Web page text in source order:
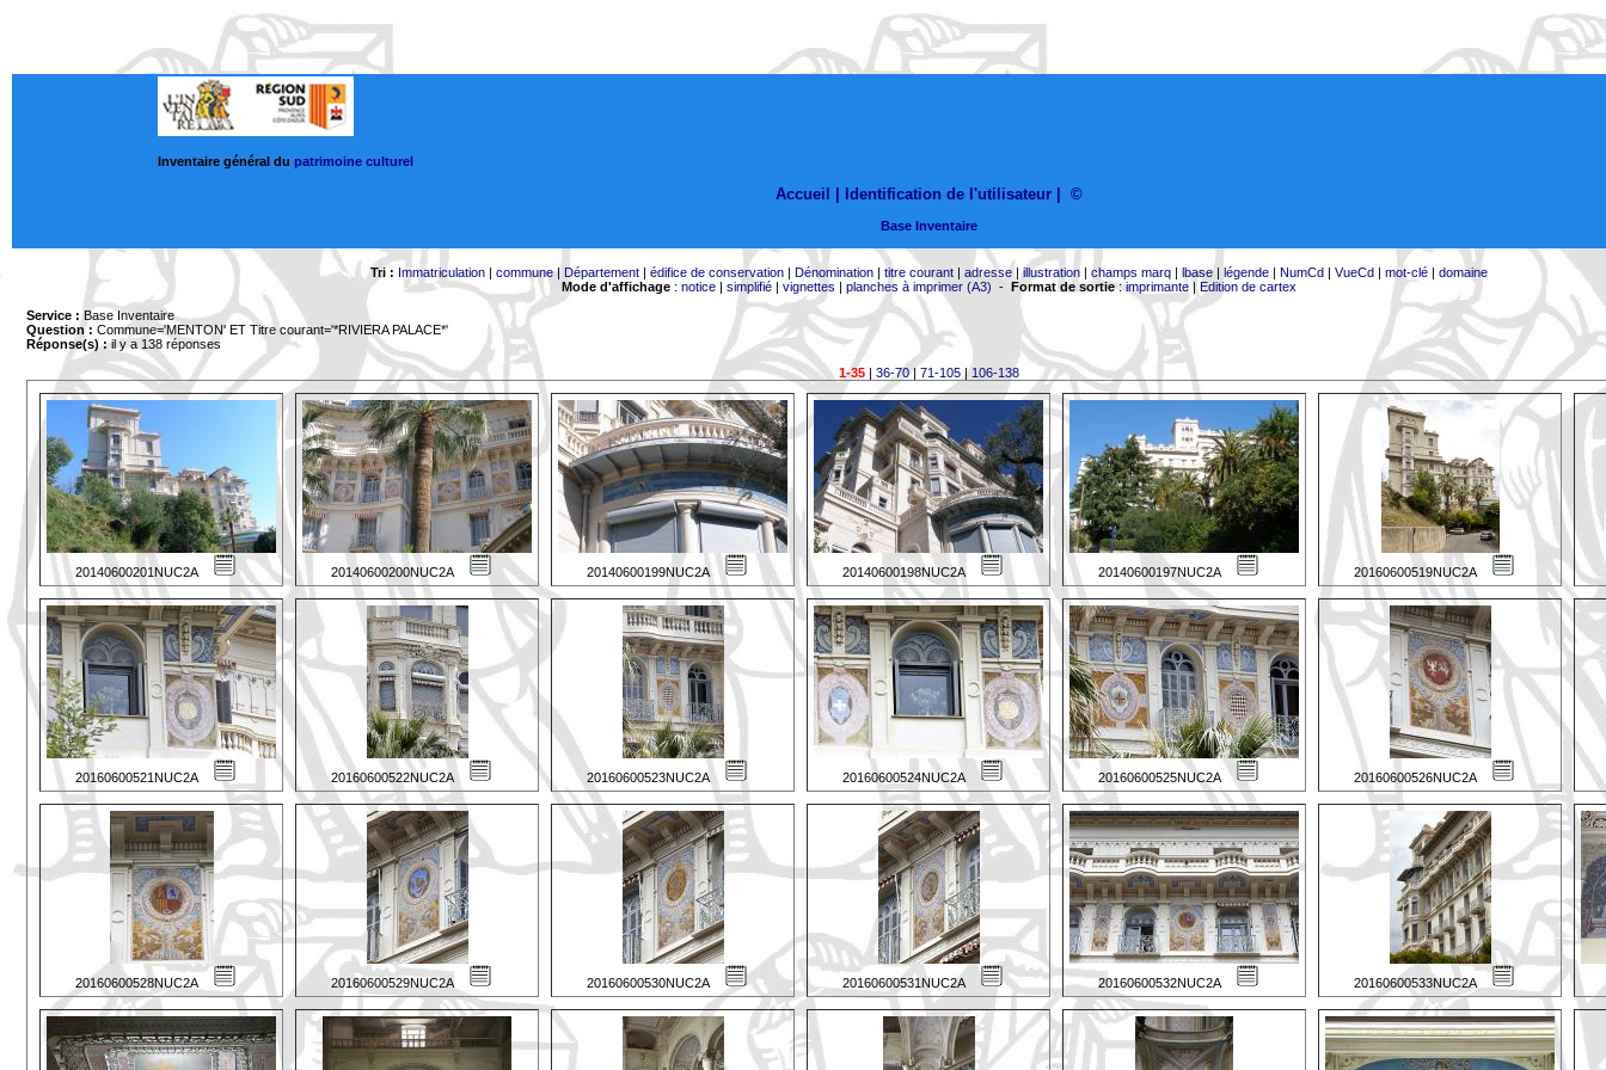
Inventaire général du patrimoine culturel
Accueil | Identification de l'utilisateur ©
Base Inventaire
Tri : Immatriculation| commune| Département| édifice de conservation| Dénomination| titre courant| adresse|illustration| champs marq| lbase| légende| NumCd| VueCd| mot-clé| domaine
Mode d'affichage: notice| simplifié| vignettes | planches à imprimer (A3) - Format de sortie:imprimante| Edition de cartex
Service : Base Inventaire
Question : Commune='MENTON' ET Titre courant='*RIVIERA PALACE*'
Réponse(s) :il y a 138 réponses
1-35| 36-70| 71-105|106-138
20140600201NUC2A 20140600200NUC2A 20140600199NUC2A 20140600198NUC2A 20140600197NUC2A 20160600519NUC2A
20160600521NUC2A 20160600522NUC2A 20160600523NUC2A 20160600524NUC2A 20160600525NUC2A 20160600526NUC2A
20160600528NUC2A 20160600529NUC2A 20160600530NUC2A 20160600531NUC2A 20160600532NUC2A 20160600533NUC2A